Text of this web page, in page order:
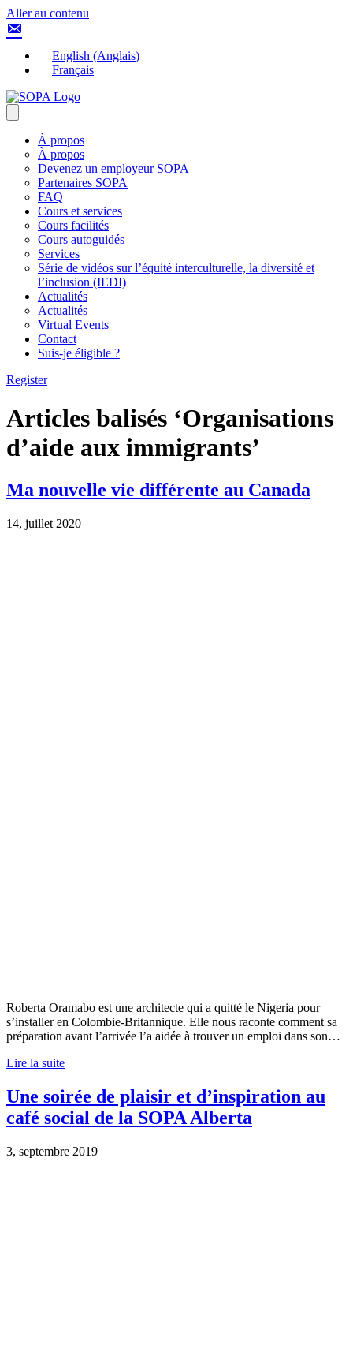
Aller au contenu
English (Anglais)
Français
À propos
À propos
Devenez un employeur SOPA
Partenaires SOPA
FAQ
Cours et services
Cours facilités
Cours autoguidés
Services
Série de vidéos sur l’équité interculturelle, la diversité et
l’inclusion (IEDI)
Actualités
Actualités
Virtual Events
Contact
Suis-je éligible ?
Register
Articles balisés ‘Organisations
d’aide aux immigrants’
Ma nouvelle vie différente au Canada
14, juillet 2020
Roberta Oramabo est une architecte qui a quitté le Nigeria pour
s’installer en Colombie-Britannique. Elle nous raconte comment sa
préparation avant l’arrivée l’a aidée à trouver un emploi dans son…
Lire la suite
Une soirée de plaisir et d’inspiration au
café social de la SOPA Alberta
3, septembre 2019